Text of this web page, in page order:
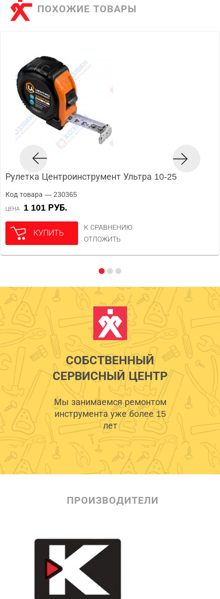
ПОХОЖИЕ ТОВАРЫ
Рулетка Центроинструмент Ультра 10-25
Код товара — 230365
ЦЕНА 1 101 РУБ.
КУПИТЬ
К СРАВНЕНИЮ
ОТЛОЖИТЬ
СОБСТВЕННЫЙ
СЕРВИСНЫЙ ЦЕНТР
Мы занимаемся ремонтом
инструмента уже более 15
лет
ПРОИЗВОДИТЕЛИ